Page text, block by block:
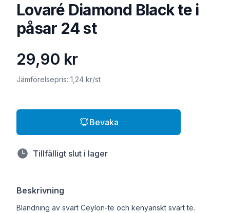
Lovaré Diamond Black te i
påsar 24 st
29,90 kr
Jämförelsepris: 1,24 kr/st
Bevaka
Tillfälligt slut i lager
Beskrivning
Blandning av svart Ceylon-te och kenyanskt svart te.